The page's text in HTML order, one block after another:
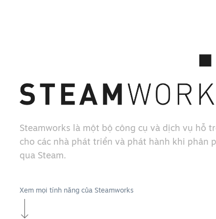
Steamworks là một bộ công cụ và dịch vụ hỗ
cho các nhà phát triển và phát hành khi phân
qua Steam.
Xem mọi tính năng của Steamworks